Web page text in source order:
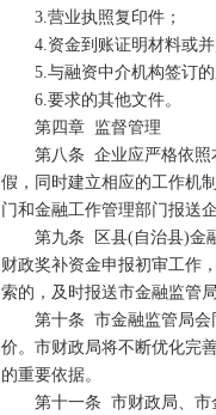
3.营业执照复印件；
4.资金到账证明材料或并
5.与融资中介机构签订的
6.要求的其他文件。
第四章 监督管理
第八条 企业应严格依照本
假，同时建立相应的工作机
门和金融工作管理部门报送
第九条 区县(自治县)金融
财政奖补资金申报初审工作
索的，及时报送市金融监管局
第十条 市金融监管局会同
价。市财政局将不断优化完
的重要依据。
第十一条 市财政局、市金